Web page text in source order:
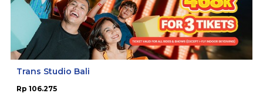
Trans Studio Bali
Rp 106.275